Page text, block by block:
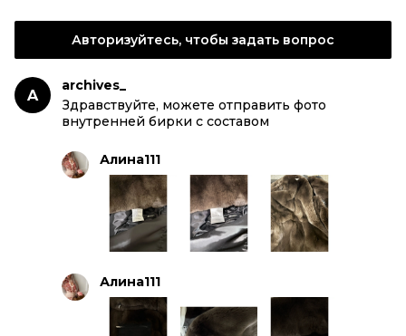
Авторизуйтесь, чтобы задать вопрос
A
archives_
Здравствуйте, можете отправить фото
внутренней бирки с составом
Алина111
Алина111